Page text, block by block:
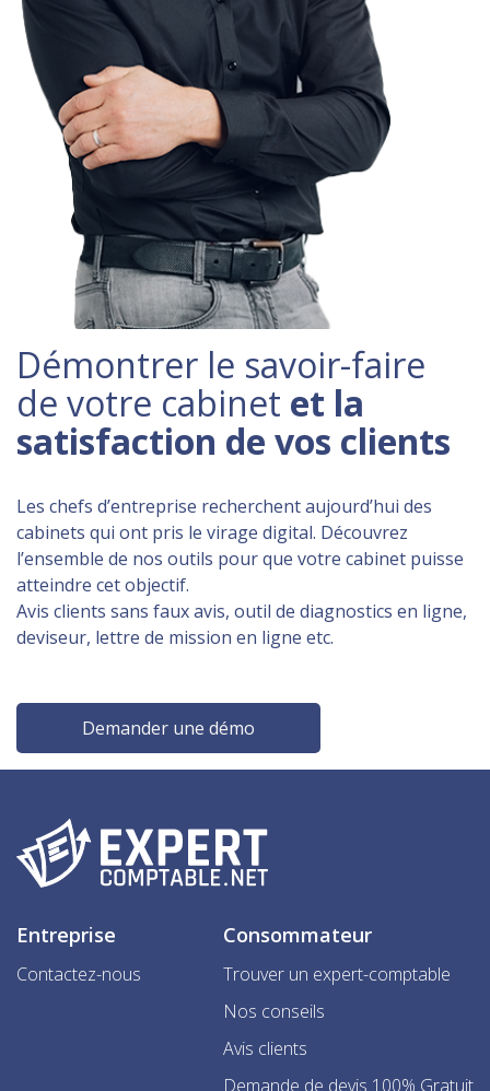
Démontrer le savoir-faire
de votre cabinet et la
satisfaction de vos clients
Les chefs d’entreprise recherchent aujourd’hui des
cabinets qui ont pris le virage digital. Découvrez
l’ensemble de nos outils pour que votre cabinet puisse
atteindre cet objectif.
Avis clients sans faux avis, outil de diagnostics en ligne,
deviseur, lettre de mission en ligne etc.
Demander une démo
Entreprise
Contactez-nous
Consommateur
Trouver un expert-comptable
Nos conseils
Avis clients
Demande de devis 100% Gratuit